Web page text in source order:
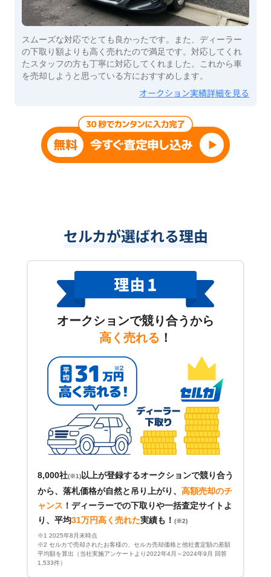
スムーズな対応でとても良かったです。また、ディーラー
の下取り額よりも高く売れたので満足です。対応してくれ
たスタッフの方も丁寧に対応してくれました。これから車
を売却しようと思っている方におすすめします。
オークション実績詳細を見る
セルカが選ばれる理由
オークションで競り合うから
高く売れる ！
8,000社(※1) 以上が登録するオークションで競り合う
から、落札価格が自然と吊り上がり、 高額売却のチ
ャンス ！ ディーラーでの下取りや一括査定サイトよ
り、平均31万円高く売れた実績も！ (※2)
※1 2025年8月末時点
※2 セルカで売却されたお客様の、セルカ売却価格と他社査定額の差額
平均額を算出（当社実施アンケートより2022年4月～2024年9月 回答
1,533件）